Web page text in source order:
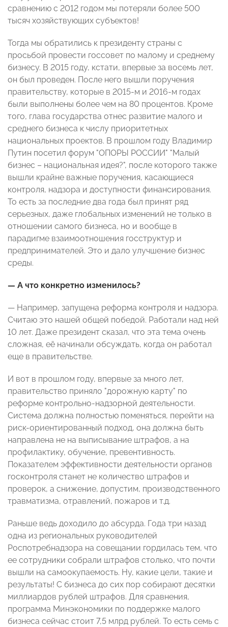
сравнению с 2012 годом мы потеряли более 500
тысяч хозяйствующих субъектов!
Тогда мы обратились к президенту страны с
просьбой провести госсовет по малому и среднему
бизнесу. В 2015 году, кстати, впервые за восемь лет,
он был проведен. После него вышли поручения
правительству, которые в 2015-м и 2016-м годах
были выполнены более чем на 80 процентов. Кроме
того, глава государства отнес развитие малого и
среднего бизнеса к числу приоритетных
национальных проектов. В прошлом году Владимир
Путин посетил форум "ОПОРЫ РОССИИ" "Малый
бизнес – национальная идея?", после которого также
вышли крайне важные поручения, касающиеся
контроля, надзора и доступности финансирования.
То есть за последние два года был принят ряд
серьезных, даже глобальных изменений не только в
отношении самого бизнеса, но и вообще в
парадигме взаимоотношения госструктур и
предпринимателей. Это и дало улучшение бизнес
среды.
— А что конкретно изменилось?
— Например, запущена реформа контроля и надзора.
Считаю это нашей общей победой. Работали над ней
10 лет. Даже президент сказал, что эта тема очень
сложная, её начинали обсуждать, когда он работал
еще в правительстве.
И вот в прошлом году, впервые за много лет,
правительство приняло "дорожную карту" по
реформе контрольно-надзорной деятельности.
Система должна полностью поменяться, перейти на
риск-ориентированный подход, она должна быть
направлена не на выписывание штрафов, а на
профилактику, обучение, превентивность.
Показателем эффективности деятельности органов
госконтроля станет не количество штрафов и
проверок, а снижение, допустим, производственного
травматизма, отравлений, пожаров и т.д.
Раньше ведь доходило до абсурда. Года три назад
одна из региональных руководителей
Роспотребнадзора на совещании гордилась тем, что
ее сотрудники собрали штрафов столько, что почти
вышли на самоокупаемость. Ну, какие цели, такие и
результаты! С бизнеса до сих пор собирают десятки
миллиардов рублей штрафов. Для сравнения,
программа Минэкономики по поддержке малого
бизнеса сейчас стоит 7,5 млрд рублей. То есть семь с